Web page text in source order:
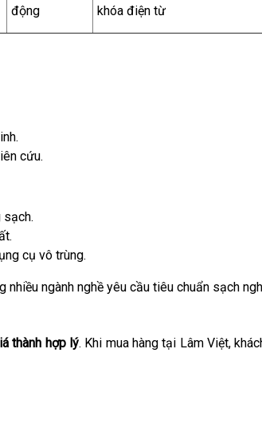
động
khóa điện từ
cứu.
sạch.
cụ vô trùng.
ngành nghề yêu cầu tiêu chuẩn sạch
thành hợp lý. Khi mua hàng tại Lâm Việt,